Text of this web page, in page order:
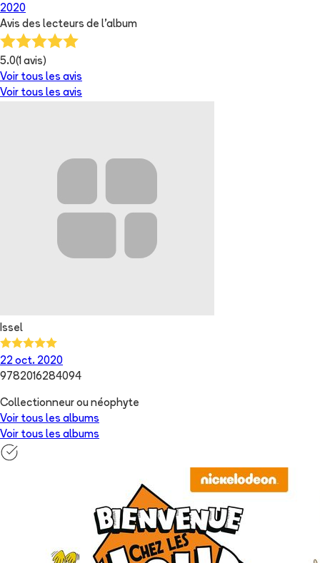
2020
Avis des lecteurs de l'album
5.0(1 avis)
Voir tous les avis
Voir tous les avis
Issel
22 oct. 2020
9782016284094
Collectionneur ou néophyte
Voir tous les albums
Voir tous les albums